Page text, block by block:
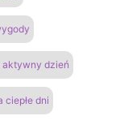
aktywny dzień
ciepłe dni